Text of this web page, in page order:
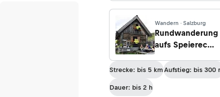
Wandern · Salzburg
Rundwanderung
aufs Speiereck -
Peterbauer-
Almstub'n und
Strecke: bis 5 km Aufstieg: bis 300
Dauer: bis 2 h